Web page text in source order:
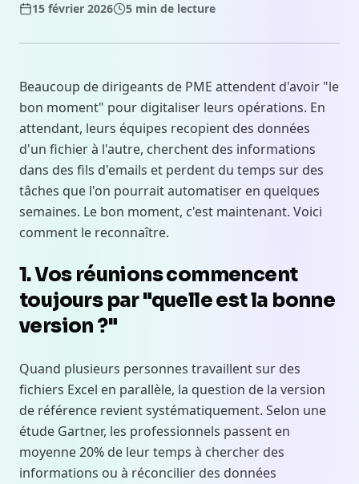
15 février 2026 5 min de lecture
Beaucoup de dirigeants de PME attendent d'avoir "le
bon moment" pour digitaliser leurs opérations. En
attendant, leurs équipes recopient des données
d'un fichier à l'autre, cherchent des informations
dans des fils d'emails et perdent du temps sur des
tâches que l'on pourrait automatiser en quelques
semaines. Le bon moment, c'est maintenant. Voici
comment le reconnaître.
1. Vos réunions commencent
toujours par "quelle est la bonne
version ?"
Quand plusieurs personnes travaillent sur des
fichiers Excel en parallèle, la question de la version
de référence revient systématiquement. Selon une
étude Gartner, les professionnels passent en
moyenne 20% de leur temps à chercher des
informations ou à réconcilier des données